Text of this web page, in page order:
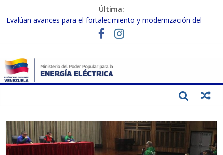
Última:
Evalúan avances para el fortalecimiento y modernización del
Inspeccionan trabajos de rehabilitación en instalaciones del SEN
Gobierno Nacional activa plan preventivo para fortalecer el SEN
ante el fenómeno de El Niño
Termocarabobo recupera el 50% de su capacidad de generación